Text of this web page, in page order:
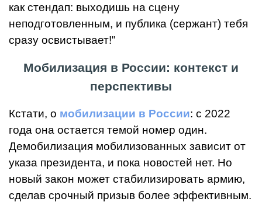
как стендап: выходишь на сцену
неподготовленным, и публика (сержант) тебя
сразу освистывает!"
Мобилизация в России: контекст и
перспективы
Кстати, о мобилизации в России: с 2022
года она остается темой номер один.
Демобилизация мобилизованных зависит от
указа президента, и пока новостей нет. Но
новый закон может стабилизировать армию,
сделав срочный призыв более эффективным.